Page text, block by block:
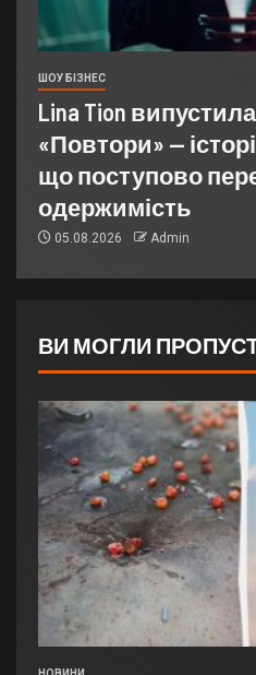
ШОУ БІЗНЕС
Lina Tion
«Повтори» —
що поступово
одержимість
05.08.2026 Admin
ВИ МОГЛИ